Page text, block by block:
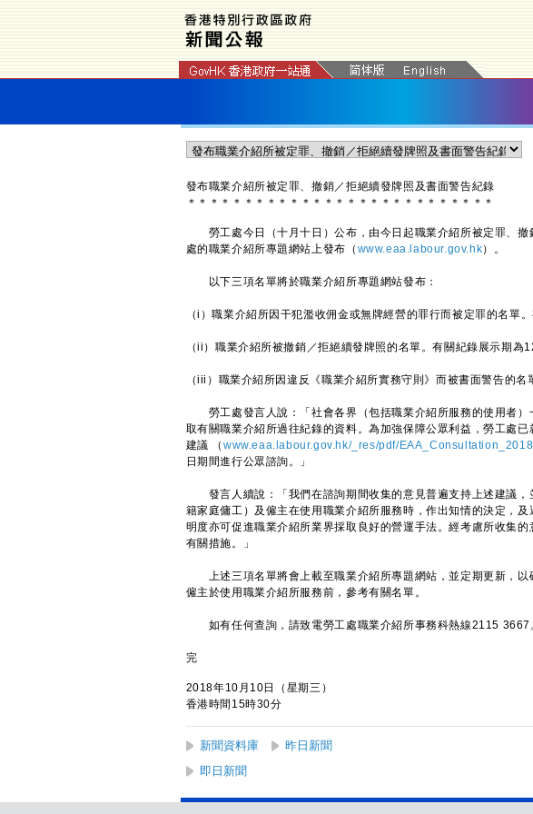
發布職業介紹所被定罪、撤銷／拒絕續發牌照及書面警告紀錄
＊ ＊ ＊ ＊ ＊ ＊ ＊ ＊ ＊ ＊ ＊ ＊ ＊ ＊ ＊ ＊ ＊ ＊ ＊ ＊ ＊ ＊ ＊ ＊ ＊ ＊ ＊
勞工處今日（十月十日）公布，由今日起職業介紹所被定罪、撤
處的職業介紹所專題網站上發布（ www.eaa.labour.gov.hk）。
以下三項名單將於職業介紹所專題網站發布：
（i）職業介紹所因干犯濫收佣金或無牌經營的罪行而被定罪的名單
（ii）職業介紹所被撤銷／拒絕續發牌照的名單。有關紀錄展示期為
（iii）職業介紹所因違反《職業介紹所實務守則》而被書面警告的名
勞工處發言人說：「社會各界（包括職業介紹所服務的使用者）
取有關職業介紹所過往紀錄的資料。為加強保障公眾利益，勞工處
建議 （ www.eaa.labour.gov.hk/_res/pdf/
日期間進行公眾諮詢。」
發言人續說：「我們在諮詢期間收集的意見普遍支持上述建議，
籍家庭傭工）及僱主在使用職業介紹所服務時，作出知情的決定，
明度亦可促進職業介紹所業界採取良好的營運手法。經考慮所收集
有關措施。」
上述三項名單將會上載至職業介紹所專題網站，並定期更新，以
僱主於使用職業介紹所服務前，參考有關名單。
如有任何查詢，請致電勞工處職業介紹所事務科熱線2115 3667
完
2018年10月10日（星期三）
香港時間15時30分
新聞資料庫 昨日新聞
即日新聞